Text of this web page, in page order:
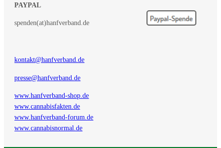
PAYPAL
spenden(at)hanfverband.de
kontakt@hanfverband.de
presse@hanfverband.de
www.hanfverband-shop.de
www.cannabisfakten.de
www.hanfverband-forum.de
www.cannabisnormal.de